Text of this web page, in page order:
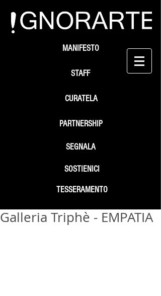
STAFF
SEGNALA
SOSTIENICI
MANIFESTO
PARTNERSHIP
TESSERAMENTO
CURATELA
Galleria Triphè - EMPATIA